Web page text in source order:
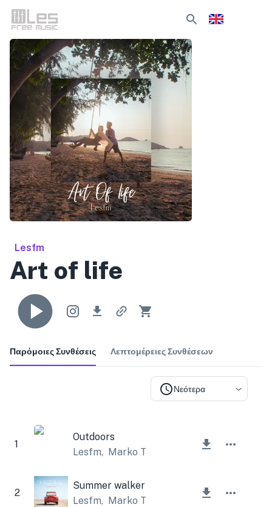
Lesfm
Art of life
Παρόμοιες Συνθέσεις Λεπτομέρειες Συνθέσεων
Νεότερα
1
Outdoors
Lesfm, Marko Topa
2
Summer walker
Lesfm, Marko Topa